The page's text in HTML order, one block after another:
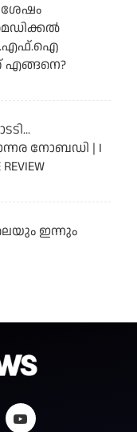
ശേഷം
എങ്ങനെ?
നോബഡി | I
ഇന്നും